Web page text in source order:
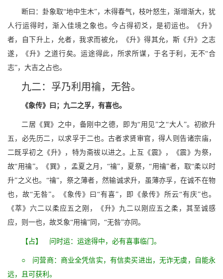
断曰：卦象取“地中生木”，木得春气，枝叶怒生，渐增渐大，犹
人行运得时，渐入佳境之象也。今占得初爻，是初运也。《升》
者，自下升上，允者，我求而被允，《升》得其允，斯《升》之志
遂，《升》之道行矣。运途得此，所求所谋，于名于利，无不“合
志”，大吉之占也。
九二：孚乃利用禴，无咎。
《象传》曰；九二之孚，有喜也。
二居《巽》之中，备刚中之德，即为“用见”之“大人”。初欲升
五，必先历二，以求孚于二也。古者求贤审官，得人则告诸宗庙，
二既孚初之《升》，特为斋祓以进之。上互《震》，《震》为祭，
故“用禴”。《巽》，孟夏之月，“禴”，夏祭，“用禴”者，取“柔以时
升”之义也。“禴”，祭之薄者，然输诚求升，虽薄亦孚，在诚不在物
也，故“无咎”。《象传》曰“有喜”，即《彖传》所云“有庆”也。
《萃》六二以柔应五之刚，《升》九二以刚应五之柔，其至诚感
应，则一也，故爻象“用禴”同，“无咎”亦同。
【占】 问时运：运途得中，必有喜事临门。
○ 问营商：商业全凭信实，有信卖买进出，无诈无虞，自能永
远，且可获利。